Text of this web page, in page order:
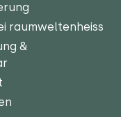
raumweltenheiss
&